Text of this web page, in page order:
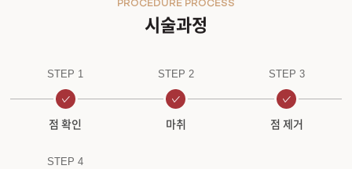
시술과정
PROCEDURE PROCESS
STEP 1
점 확인
STEP 2
마취
STEP 3
점 제거
STEP 4